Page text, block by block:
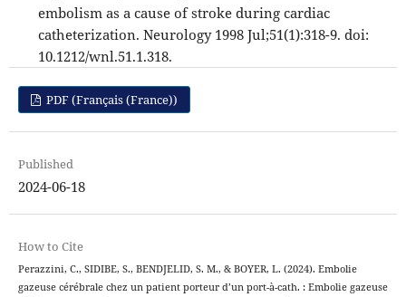
embolism as a cause of stroke during cardiac
catheterization. Neurology 1998 Jul;51(1):318-9. doi:
10.1212/wnl.51.1.318.
PDF (Français (France))
Published
2024-06-18
How to Cite
Perazzini, C., SIDIBE, S., BENDJELID, S. M., & BOYER, L. (2024). Embolie
gazeuse cérébrale chez un patient porteur d’un port-à-cath. : Embolie gazeuse